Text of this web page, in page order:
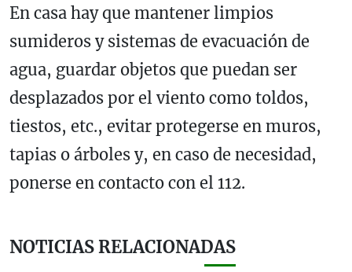
En casa hay que mantener limpios
sumideros y sistemas de evacuación de
agua, guardar objetos que puedan ser
desplazados por el viento como toldos,
tiestos, etc., evitar protegerse en muros,
tapias o árboles y, en caso de necesidad,
ponerse en contacto con el 112.
NOTICIAS RELACIONADAS